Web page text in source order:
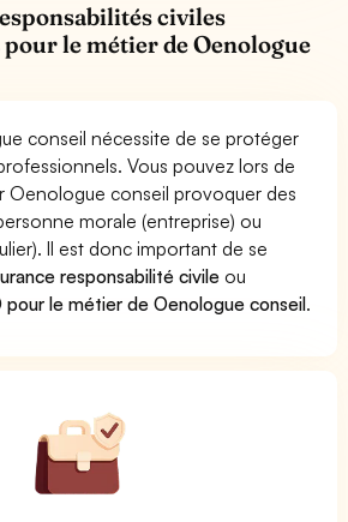
civiles
le métier de Oenologue
conseil nécessite de se protéger
Vous pouvez lors de
Oenologue conseil provoquer des
morale (entreprise) ou
Il est donc important de se
responsabilité civile ou
pour le métier de Oenologue conseil.